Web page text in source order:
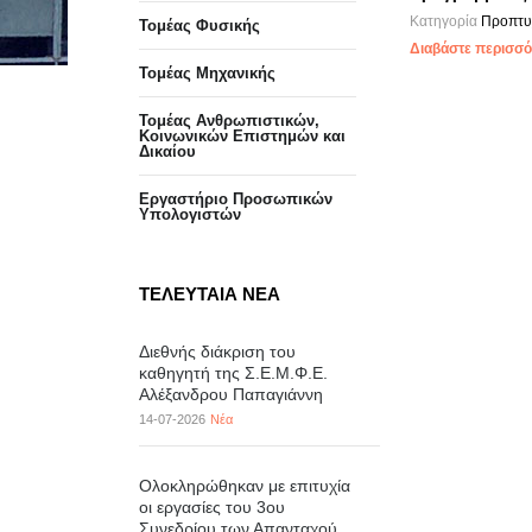
Κατηγορία
Διαβάστε
Τομέας Φυσικής
Τομέας Μηχανικής
Τομέας Ανθρωπιστικών,
Κοινωνικών Επιστημών και
Δικαίου
Eργαστήριo Προσωπικών
Υπολογιστών
ΤΕΛΕΥΤΑΙΑ ΝΕΑ
Διεθνής διάκριση του
καθηγητή της Σ.Ε.Μ.Φ.Ε.
Αλέξανδρου Παπαγιάννη
14-07-2026 Νέα
Ολοκληρώθηκαν με επιτυχία
οι εργασίες του 3ου